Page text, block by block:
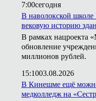
7:00сегодня
В наволокской
вековую историю
В рамках нацроекта
обновление
миллионов рублей.
15:1003.08.2026
В Кинешме ещё
медколледж на